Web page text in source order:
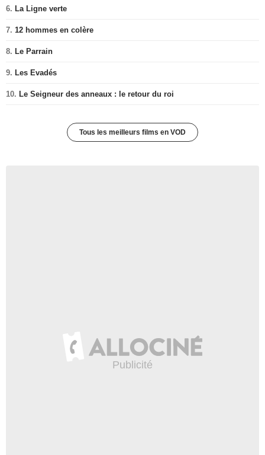
6. La Ligne verte
7. 12 hommes en colère
8. Le Parrain
9. Les Evadés
10. Le Seigneur des anneaux : le retour du roi
Tous les meilleurs films en VOD